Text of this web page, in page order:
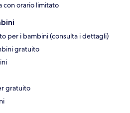
con orario limitato
per i bambini (consulta i dettagli)
gratuito
gratuito